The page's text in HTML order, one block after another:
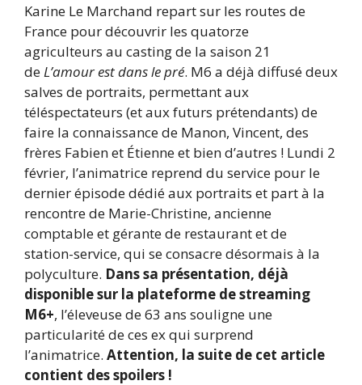
Karine Le Marchand repart sur les routes de
France pour découvrir les quatorze
agriculteurs au casting de la saison 21
deL’amour est dans le pré. M6 a déjà diffusé deux
salves de portraits, permettant aux
téléspectateurs (et aux futurs prétendants) de
faire la connaissance de Manon, Vincent, des
frères Fabien et Étienne et bien d’autres ! Lundi 2
février, l’animatrice reprend du service pour le
dernier épisode dédié aux portraits et part à la
rencontre de Marie-Christine, ancienne
comptable et gérante de restaurant et de
station-service, qui se consacre désormais à la
polyculture. Dans sa présentation, déjà
disponible sur la plateforme de streaming
M6+, l’éleveuse de 63 ans souligne une
particularité de ces ex qui surprend
l’animatrice. Attention, la suite de cet article
contient des spoilers !